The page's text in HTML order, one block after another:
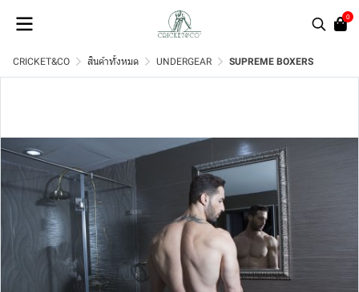
0
CRICKET&CO สินค้าทั้งหมด UNDERGEAR SUPREME BOXERS